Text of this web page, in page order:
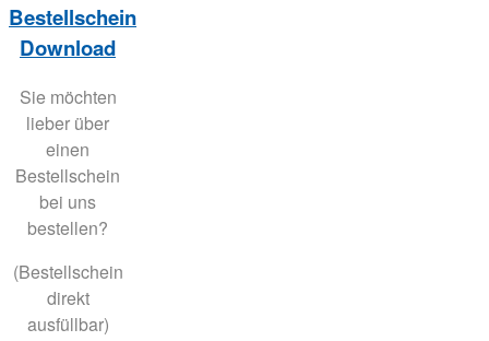
Bestellschein
Download
Sie möchten
lieber über
einen
Bestellschein
bei uns
bestellen?
(Bestellschein
direkt
ausfüllbar)